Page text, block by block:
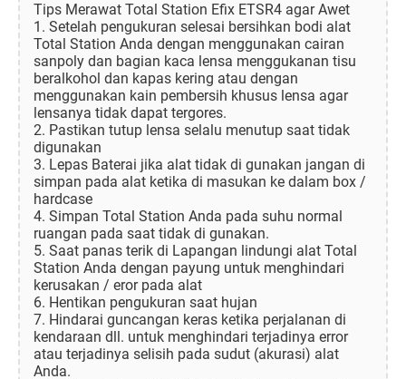
Tips Merawat Total Station Efix ETSR4 agar Awet
1. Setelah pengukuran selesai bersihkan bodi alat
Total Station Anda dengan menggunakan cairan
sanpoly dan bagian kaca lensa menggukanan tisu
beralkohol dan kapas kering atau dengan
menggunakan kain pembersih khusus lensa agar
lensanya tidak dapat tergores.
2. Pastikan tutup lensa selalu menutup saat tidak
digunakan
3. Lepas Baterai jika alat tidak di gunakan jangan di
simpan pada alat ketika di masukan ke dalam box /
hardcase
4. Simpan Total Station Anda pada suhu normal
ruangan pada saat tidak di gunakan.
5. Saat panas terik di Lapangan lindungi alat Total
Station Anda dengan payung untuk menghindari
kerusakan / eror pada alat
6. Hentikan pengukuran saat hujan
7. Hindarai guncangan keras ketika perjalanan di
kendaraan dll. untuk menghindari terjadinya error
atau terjadinya selisih pada sudut (akurasi) alat
Anda.